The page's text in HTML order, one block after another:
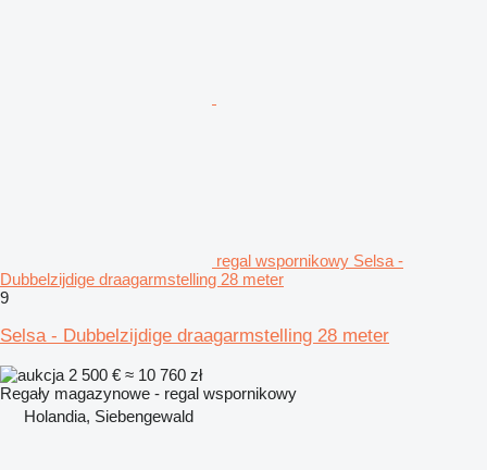
regal wspornikowy Selsa -
Dubbelzijdige draagarmstelling 28 meter
9
Selsa - Dubbelzijdige draagarmstelling 28 meter
2 500 € ≈ 10 760 zł
Regały magazynowe - regal wspornikowy
Holandia, Siebengewald